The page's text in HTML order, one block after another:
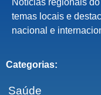
Notícias regionais
temas locais e
nacional e
Categorias:
Saúde